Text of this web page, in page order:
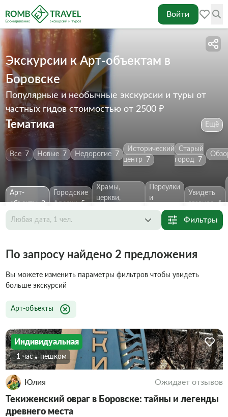
Войти
Экскурсии к Арт-объектам в
Боровске
Популярные и необычные экскурсии и туры от
частных гидов стоимостью от 2500 ₽
Тематика Ещё
Все 7 Новые 7 Недорогие 7
Исторический
центр
7
Старый
город
7
Арт-
объекты 2
Городские
фрески 5
Храмы,
церкви,
монастыри 5
Переулки
и
улицы 4
Увидеть
главное 4
Любая дата, 1 чел. Фильтры
По запросу найдено 2 предложения
Вы можете изменить параметры фильтров чтобы увидеть
больше экскурсий
Арт-объекты
Индивидуальная
1 час Пешком
Юлия Ожидает отзывов
Текиженский овраг в Боровске: тайны и легенды
древнего места